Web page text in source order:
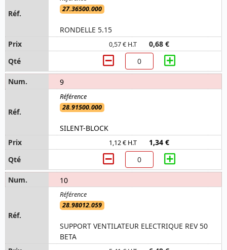
27.36500.000
RONDELLE 5.15
0,57 € H.T 0,68 €
9
28.91500.000
SILENT-BLOCK
1,12 € H.T 1,34 €
10
28.98012.059
SUPPORT VENTILATEUR ELECTRIQUE REV 50
BETA